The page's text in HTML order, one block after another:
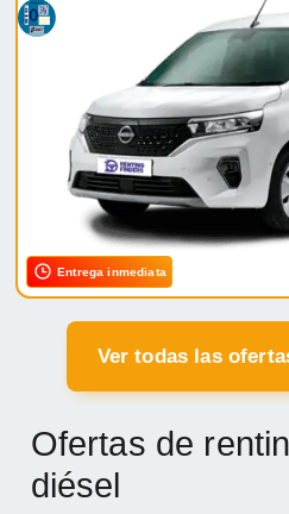
Entrega inmediata
Ver todas las
Ofertas de
diésel